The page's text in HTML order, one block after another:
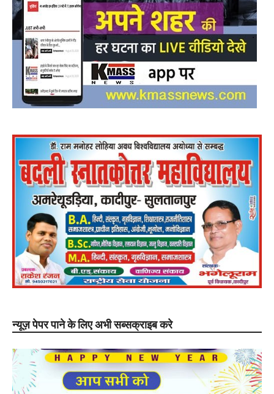
न्यूज़ पेपर पाने के लिए अभी सब्सक्राइब करे